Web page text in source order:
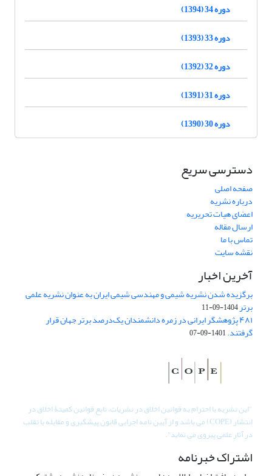
دوره 34 (1394)
دوره 33 (1393)
دوره 32 (1392)
دوره 31 (1391)
دوره 30 (1390)
دسترسی سریع
صفحه اصلی
درباره نشریه
اعضای هیات تحریریه
ارسال مقاله
تماس با ما
نقشه سایت
آخرین اخبار
برگزیده شدن نشریه شیمی و مهندسی شیمی ایران به عنوان نشریه علمی
برتر1404-09-11
۴۸۱ پژوهشگر ایرانی در زمره دانشمندان یک‌درصد برتر جهان قرار
گرفتند.1401-09-07
"این نشریه با احترام به قوانین اخلاق در نشریات، تابع قوانین کمیتۀ اخلاق در
انتشار (COPE) می باشد و از آیین نامه اجرایی قانون پیشگیری و مقابله با تقلب
در آثار علمی پیروی می نماید".
اشتراک خبرنامه